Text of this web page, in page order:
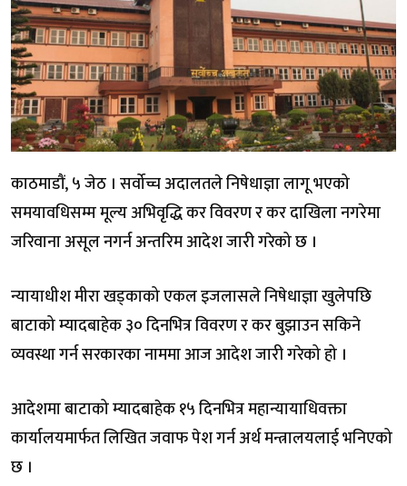
काठमाडौं, ५ जेठ । सर्वोच्च अदालतले निषेधाज्ञा लागू भएको
समयावधिसम्म मूल्य अभिवृद्धि कर विवरण र कर दाखिला नगरेमा
जरिवाना असूल नगर्न अन्तरिम आदेश जारी गरेको छ ।
न्यायाधीश मीरा खड्काको एकल इजलासले निषेधाज्ञा खुलेपछि
बाटाको म्यादबाहेक ३० दिनभित्र विवरण र कर बुझाउन सकिने
व्यवस्था गर्न सरकारका नाममा आज आदेश जारी गरेको हो ।
आदेशमा बाटाको म्यादबाहेक १५ दिनभित्र महान्यायाधिवक्ता
कार्यालयमार्फत लिखित जवाफ पेश गर्न अर्थ मन्त्रालयलाई भनिएको
छ ।